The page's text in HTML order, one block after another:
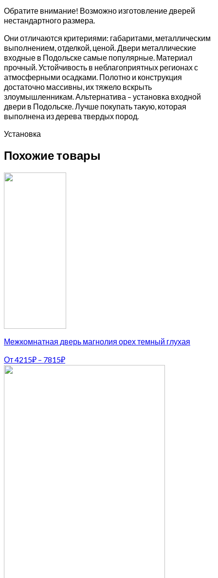
Обратите внимание! Возможно изготовление дверей
нестандартного размера.
Они отличаются критериями: габаритами, металлическим
выполнением, отделкой, ценой. Двери металлические
входные в Подольске самые популярные. Материал
прочный. Устойчивость в неблагоприятных регионах с
атмосферными осадками. Полотно и конструкция
достаточно массивны, их тяжело вскрыть
злоумышленникам. Альтернатива – установка входной
двери в Подольске. Лучше покупать такую, которая
выполнена из дерева твердых пород.
Установка
Похожие товары
Межкомнатная дверь магнолия орех темный глухая
От4215₽ – 7815₽